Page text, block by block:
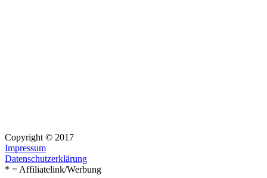
Copyright © 2017
Impressum
Datenschutzerklärung
* = Affiliatelink/Werbung